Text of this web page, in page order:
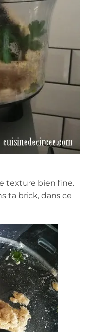
texture bien fine.
ta brick, dans ce